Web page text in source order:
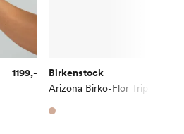
1199,-
Birkenstock
Arizona Birko-Flor Triples